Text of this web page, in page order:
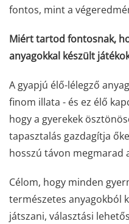
fontos, mint a
Miért tartod fontosnak,
anyagokkal készült
A gyapjú élő-lélegző
finom illata - és ez élő
hogy a gyerekek
tapasztalás gazdagítja
hosszú távon megmarad
Célom, hogy minden
természetes anyagokból
játszani, választási